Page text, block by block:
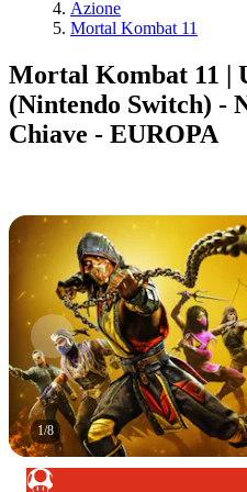
Azione
Mortal Kombat 11
Mortal Kombat 11 |
(Nintendo Switch) -
Chiave - EUROPA
1/8